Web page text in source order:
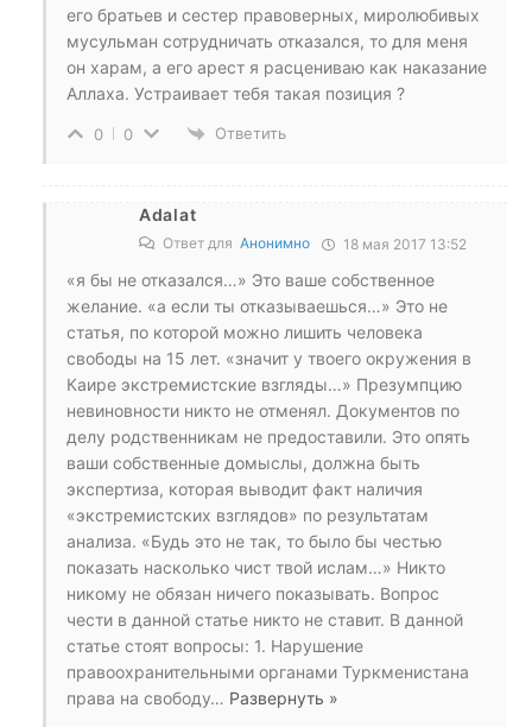
его братьев и сестер правоверных, миролюбивых
мусульман сотрудничать отказался, то для меня
он харам, а его арест я расцениваю как наказание
Аллаха. Устраивает тебя такая позиция ?
0 0 Ответить
Adalat
Ответ для Анонимно 18 мая 2017 13:52
«я бы не отказался…» Это ваше собственное
желание. «а если ты отказываешься…» Это не
статья, по которой можно лишить человека
свободы на 15 лет. «значит у твоего окружения в
Каире экстремистские взгляды…» Презумпцию
невиновности никто не отменял. Документов по
делу родственникам не предоставили. Это опять
ваши собственные домыслы, должна быть
экспертиза, которая выводит факт наличия
«экстремистских взглядов» по результатам
анализа. «Будь это не так, то было бы честью
показать насколько чист твой ислам…» Никто
никому не обязан ничего показывать. Вопрос
чести в данной статье никто не ставит. В данной
статье стоят вопросы: 1. Нарушение
правоохранительными органами Туркменистана
права на свободу… Развернуть »